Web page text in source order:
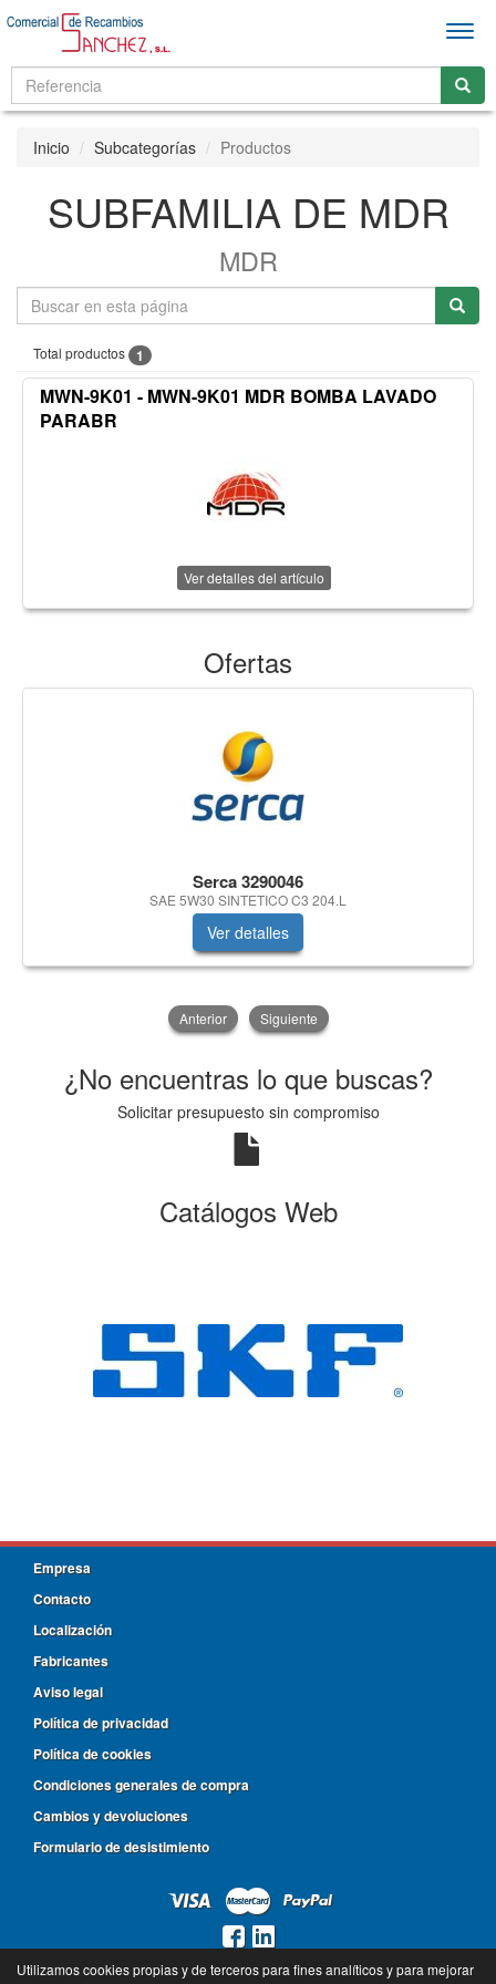
Inicio Subcategorías Productos
SUBFAMILIA DE MDR
MDR
Total productos 1
MWN-9K01 - MWN-9K01 MDR BOMBA LAVADO
PARABR
Ver detalles del artículo
Ofertas
Serca 3290046
SAE 5W30 SINTETICO C3 204.L
Ver detalles
Anterior Siguiente
¿No encuentras lo que buscas?
Solicitar presupuesto sin compromiso
Catálogos Web
Empresa
Contacto
Localización
Fabricantes
Aviso legal
Política de privacidad
Política de cookies
Condiciones generales de compra
Cambios y devoluciones
Formulario de desistimiento
924 316 459
Utilizamos cookies propias y de terceros para fines analíticos y para mejorar